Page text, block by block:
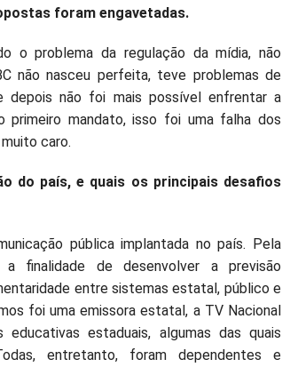
foram engavetadas.
o problema da regulação da mídia, não
não nasceu perfeita, teve problemas de
depois não foi mais possível enfrentar a
primeiro mandato, isso foi uma falha dos
caro.
do país, e quais os principais desafios
pública implantada no país. Pela
finalidade de desenvolver a previsão
entre sistemas estatal, público e
foi uma emissora estatal, a TV Nacional
estaduais, algumas das quais
entretanto, foram dependentes e